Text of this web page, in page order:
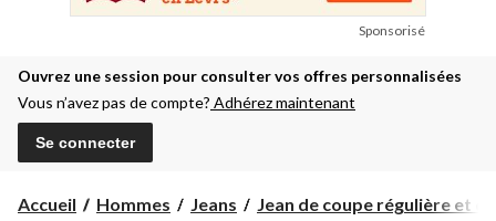
changer
Sponsorisé
Ouvrez une session pour consulter vos offres personnalisées
Vous n’avez pas de compte? Adhérez maintenant
Se connecter
Accueil Hommes Jeans Jean de coupe régulière et